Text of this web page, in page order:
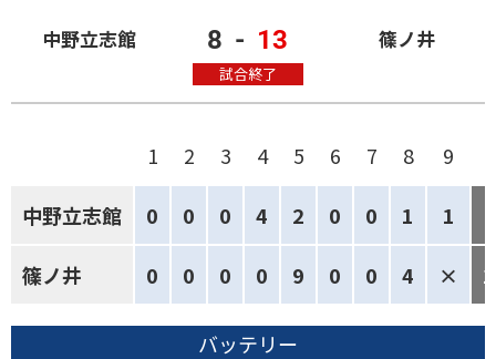
中野立志館 8 - 13
試合終了
篠ノ井
1 2 3 4 5 6 7 8 9
中野立志館 0 0 0 4 2 0 0 1 1
篠ノ井 0 0 0 0 9 0 0 4 ×
バッテリー